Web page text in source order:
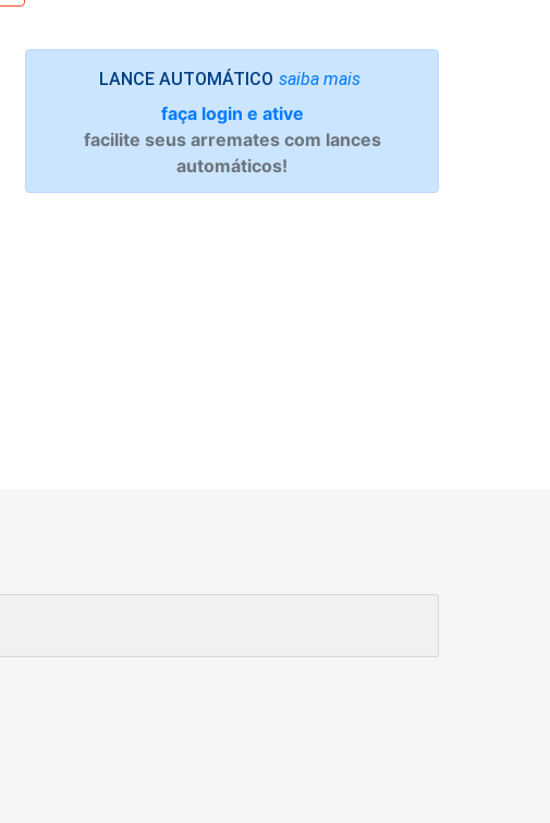
LANCE AUTOMÁTICO saiba mais
faça login e ative
facilite seus arremates com lances
automáticos!